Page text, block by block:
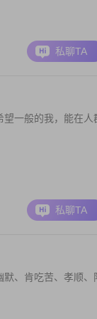
私聊TA
望一般的我，能在人
私聊TA
、肯吃苦、孝顺、